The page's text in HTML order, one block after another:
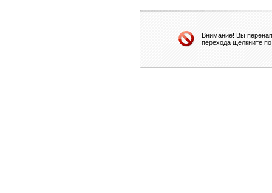
Внимание! Вы
перехода щелкните